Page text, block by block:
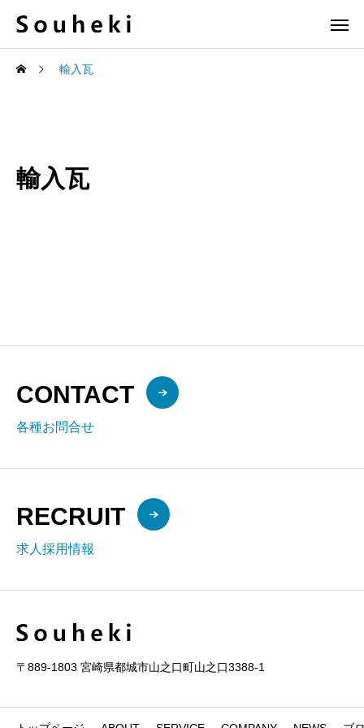
輸入瓦
輸入瓦
CONTACT
各種お問合せ
RECRUIT
求人採用情報
〒889-1803 宮崎県都城市山之口町山之口3388-1